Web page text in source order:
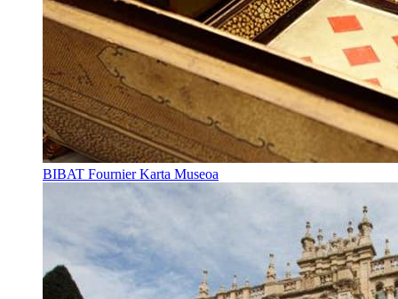
BIBAT Fournier Karta Museoa